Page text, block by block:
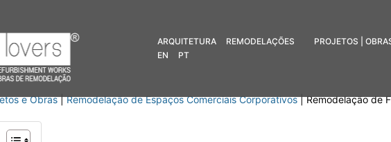
ARQUITETURA REMODELAÇÕES PROJETOS |
EN
PT
e Obras|Remodelação de Espaços Comerciais Corporativos|Remodelação de